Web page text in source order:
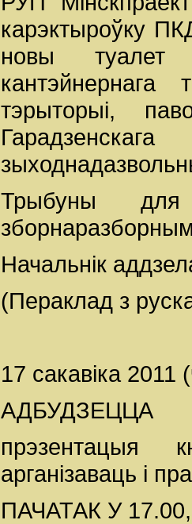
карэктыроўку
новы туалет
тэрыторыі,
Трыбуны для
Начальнік
(Пераклад з
17 сакавіка 2011
АДБУДЗЕЦЦА
прэзентацыя
арганізаваць і
ПАЧАТАК У